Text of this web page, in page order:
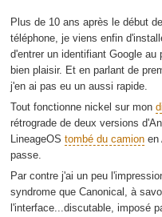
Plus de 10 ans après le début
téléphone, je viens enfin
d'entrer un identifiant Google au
bien plaisir. Et en parlant de
j'en ai pas eu un aussi rapide.
Tout fonctionne nickel sur mon
rétrograde de deux versions
LineageOS tombé du camionen
passe.
Par contre j'ai un peu
syndrome que Canonical, à
l'interface...discutable, imposé